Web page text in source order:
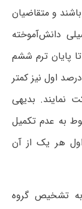
و متقاضیان
دانش‌آموخته
پایان ترم ششم
نفر ده درصد اول نیز کمتر
نمایند. بدیهی
به عدم تکمیل
هر یک از آن
تشخیص گروه